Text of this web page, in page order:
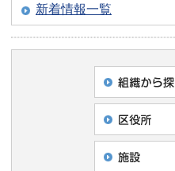
新着情報一覧